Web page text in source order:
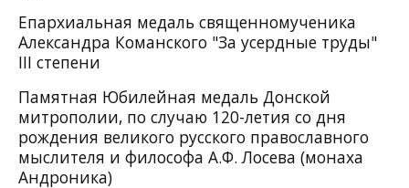
Епархиальная медаль священномученика
Александра Команского "За усердные труды"
III степени
Памятная Юбилейная медаль Донской
митрополии, по случаю 120-летия со дня
рождения великого русского православного
мыслителя и философа А.Ф. Лосева (монаха
Андроника)